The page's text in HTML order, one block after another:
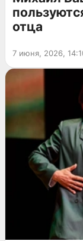
отца
7 июня, 2026,